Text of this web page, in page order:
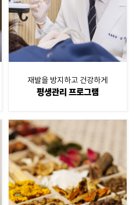
재발을 방지하고 건강하게
평생관리 프로그램